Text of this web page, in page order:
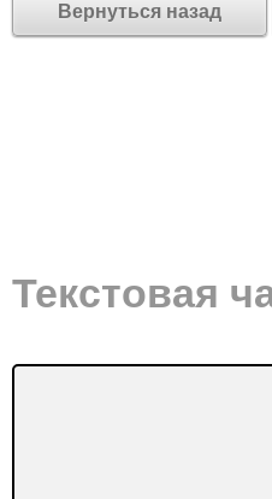
Вернуться назад
Текстовая